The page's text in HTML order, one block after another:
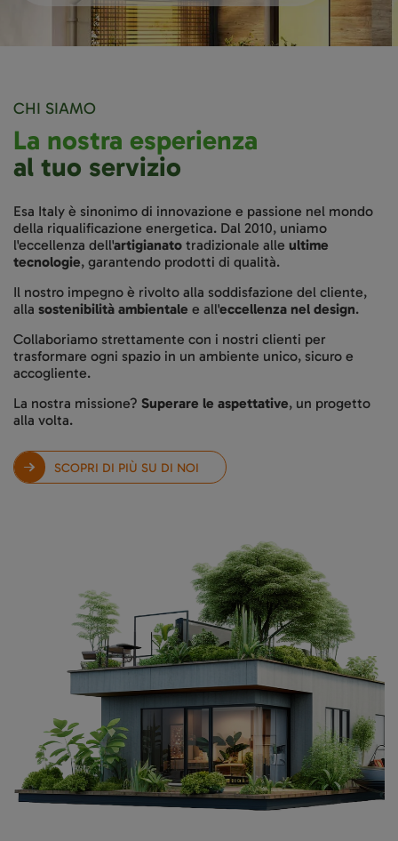
CHI SIAMO
La nostra esperienza
al tuo servizio
Esa Italy è sinonimo di innovazione e passione nel mondo
della riqualificazione energetica. Dal 2010, uniamo
l'eccellenza dell'artigianato tradizionale alle ultime
tecnologie, garantendo prodotti di qualità.
Il nostro impegno è rivolto alla soddisfazione del cliente,
alla sostenibilità ambientale e all'eccellenza nel design.
Collaboriamo strettamente con i nostri clienti per
trasformare ogni spazio in un ambiente unico, sicuro e
accogliente.
La nostra missione? Superare le aspettative, un progetto
alla volta.
SCOPRI DI PIÙ SU DI NOI